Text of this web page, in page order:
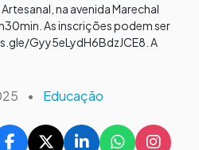
na avenida Marechal
As inscrições podem ser
Gyy5eLydH6BdzJCE8. A
• Educação